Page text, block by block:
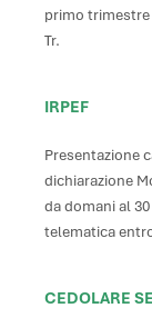
primo trimestre
Tr.
IRPEF
Presentazione
dichiarazione
da domani al
telematica
CEDOLARE